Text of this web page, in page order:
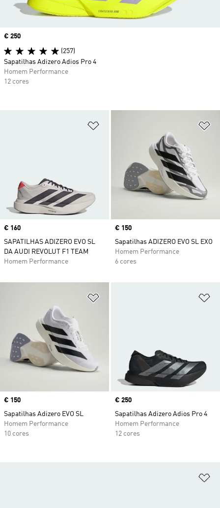
Adicionar à Lista de Desejos
Price
€ 160
SAPATILHAS ADIZERO EVO SL
DA AUDI REVOLUT F1 TEAM
Homem Performance
Price
€ 150
Sapatilhas ADIZERO EVO SL EXO
Homem Performance
6 cores
Price
€ 150
Sapatilhas Adizero EVO SL
Homem Performance
10 cores
Price
€ 250
Sapatilhas Adizero Adios Pro 4
Homem Performance
12 cores
Price
€ 250
(257)
Sapatilhas Adizero Adios Pro 4
Homem Performance
12 cores